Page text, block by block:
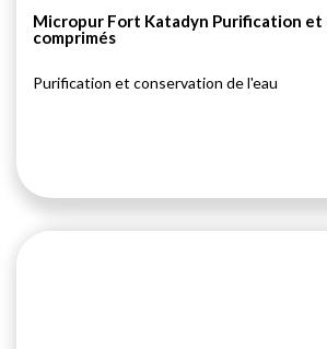
Micropur Fort Katadyn Purification et
comprimés
Purification et conservation de l'eau